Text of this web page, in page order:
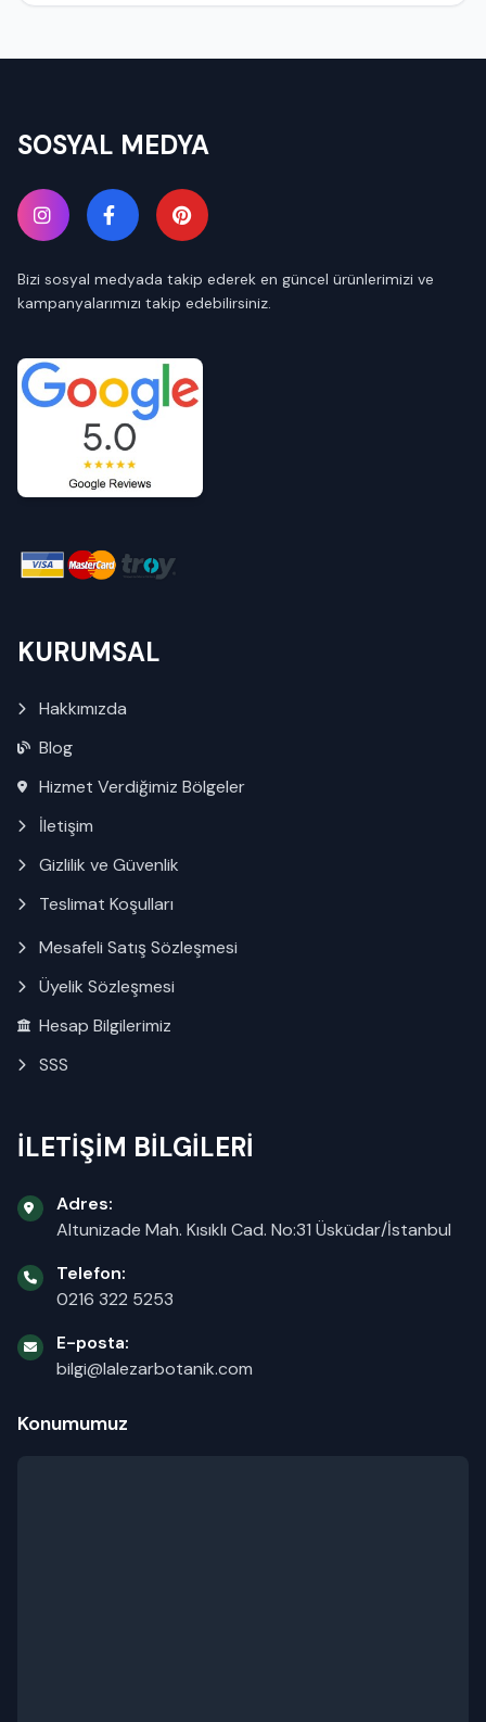
SOSYAL MEDYA
Bizi sosyal medyada takip ederek en güncel ürünlerimizi ve
kampanyalarımızı takip edebilirsiniz.
KURUMSAL
Hakkımızda
Blog
Hizmet Verdiğimiz Bölgeler
İletişim
Gizlilik ve Güvenlik
Teslimat Koşulları
Mesafeli Satış Sözleşmesi
Üyelik Sözleşmesi
Hesap Bilgilerimiz
SSS
İLETİŞİM BİLGİLERİ
Adres:
Altunizade Mah. Kısıklı Cad. No:31 Üsküdar/İstanbul
Telefon:
0216 322 5253
E-posta:
bilgi@lalezarbotanik.com
Konumumuz